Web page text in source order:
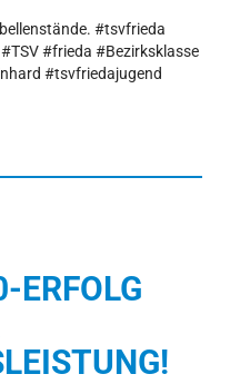
#tsvfrieda
#frieda #Bezirksklasse
#tsvfriedajugend
ERFOLG